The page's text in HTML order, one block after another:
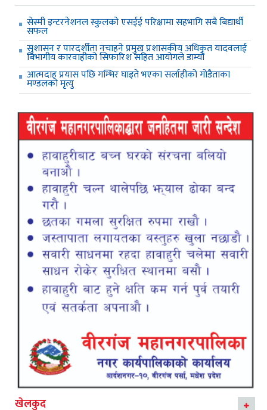
सेस्मी इन्टरनेशनल स्कुलको एसईई परिक्षामा सहभागि सबै बिद्यार्थी
सफल
सुशासन र पारदर्शीता नचाहने प्रमुख प्रशासकीय अधिकृत यादवलाई
बिभागीय कारवाहीको सिफारिश सहित आयोगले डाम्यो
आत्मदाह प्रयास पछि गम्भिर घाइते भएका सर्लाहीको गोडैताका
मण्डलको मृत्यु
खेलकुद